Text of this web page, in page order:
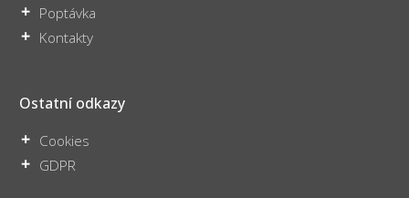
Poptávka
Kontakty
Ostatní odkazy
Cookies
GDPR